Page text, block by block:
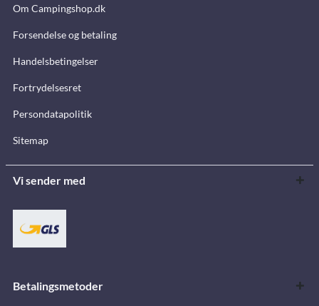
Om Campingshop.dk
Forsendelse og betaling
Handelsbetingelser
Fortrydelsesret
Persondatapolitik
Sitemap
Vi sender med
Betalingsmetoder